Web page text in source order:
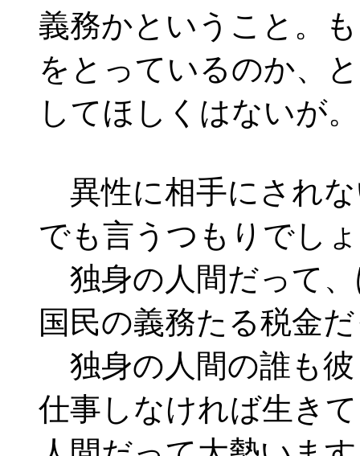
義務かということ。
をとっているのか、
してほしくはないが
異性に相手にされな
でも言うつもりでし
独身の人間だって、
国民の義務たる税金
独身の人間の誰も彼
仕事しなければ生き